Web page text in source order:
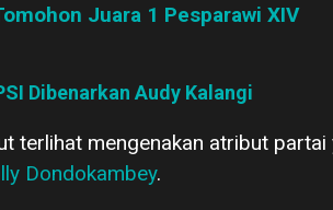
Juara 1 Pesparawi XIV
Dibenarkan Audy Kalangi
terlihat mengenakan atribut partai
Dondokambey.